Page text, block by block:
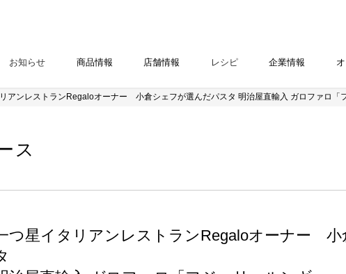
お知らせ 商品情報 店舗情報 レシピ 企業情報
アンレストランRegaloオーナー 小倉シェフが選んだパスタ 明治屋直輸入 ガロファロ「
ス
つ星イタリアンレストランRegaloオーナー 小